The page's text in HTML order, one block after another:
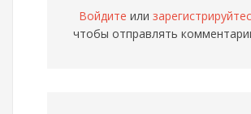
Войдите или
чтобы отправлять